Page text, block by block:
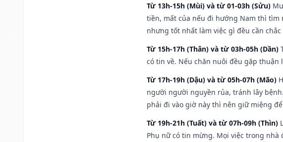
Từ 13h-15h (Mùi) và từ 01-03h (Sửu)
tiền, mất của nếu đi hướng Nam thì tìm
nhưng tốt nhất làm việc gì đều cần chắc
Từ 15h-17h (Thân) và từ 03h-05h (Dần)
có tin về. Nếu chăn nuôi đều gặp thuận
Từ 17h-19h (Dậu) và từ 05h-07h (Mão)
người người nguyền rủa, tránh lây
phải đi vào giờ này thì nên giữ miệng
Từ 19h-21h (Tuất) và từ 07h-09h (Thìn)
Phụ nữ có tin mừng. Mọi việc trong